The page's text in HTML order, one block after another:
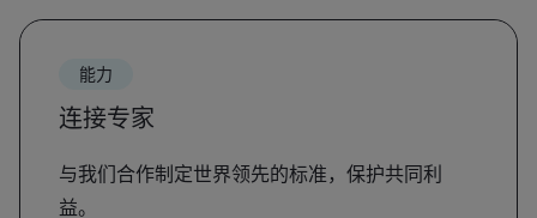
能力
连接专家
与我们合作制定世界领先的标准，保护共同利
益。